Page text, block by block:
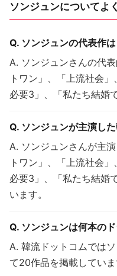
ソンジュンについてよ
Q. ソンジュンの代表作は
A. ソンジュンさんの代
トワン」、「上流社会
必要3」、「私たち結婚
Q. ソンジュンが主演し
A. ソンジュンさんが主
トワン」、「上流社会
必要3」、「私たち結婚
います。
Q. ソンジュンは何本の
A. 韓流ドットコムでは
て20作品を掲載していま